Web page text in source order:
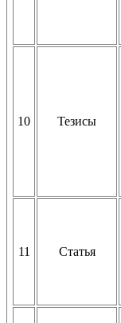
10 Тезисы
11 Статья